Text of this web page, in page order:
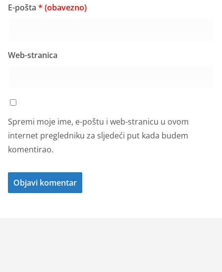
E-pošta * (obavezno)
Web-stranica
Spremi moje ime, e-poštu i web-stranicu u ovom
internet pregledniku za sljedeći put kada budem
komentirao.